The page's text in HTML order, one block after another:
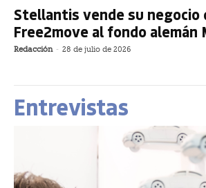
Stellantis vende su negocio
Free2move al fondo alemán
Redacción - 28 de julio de 2026
Entrevistas